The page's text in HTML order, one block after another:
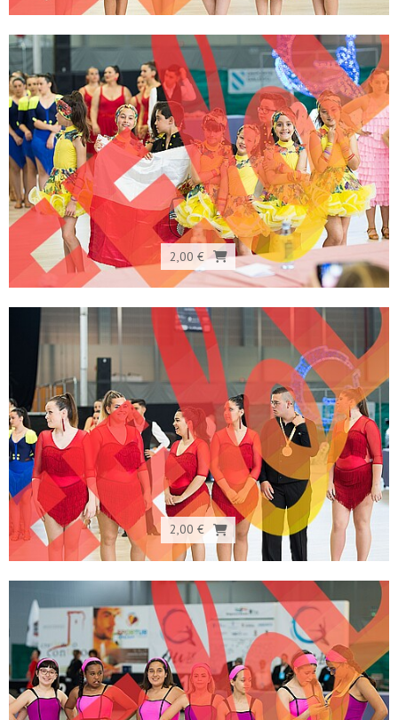
2,00 €
2,00 €